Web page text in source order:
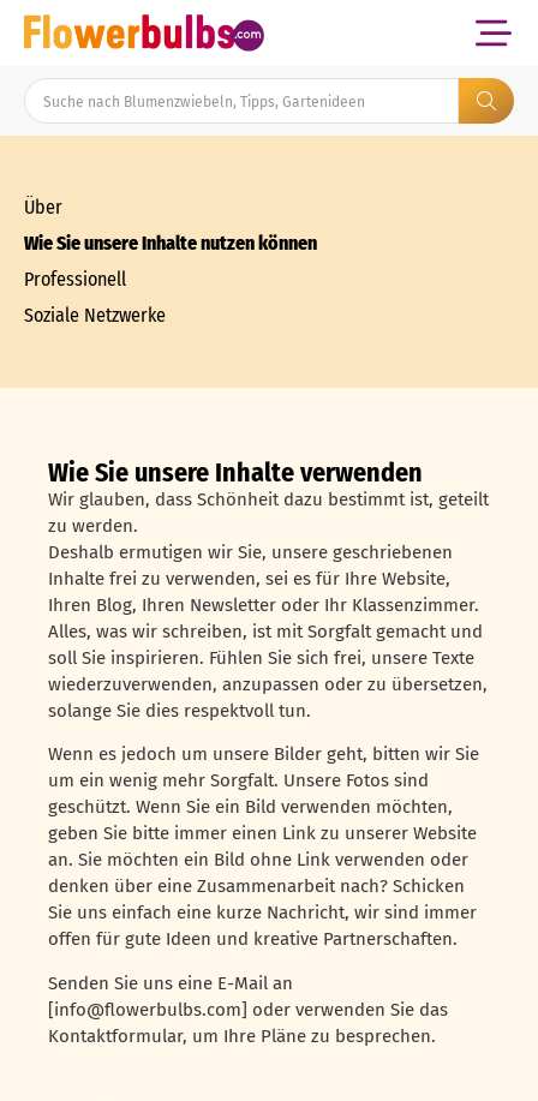
Über
Wie Sie unsere Inhalte nutzen können
Professionell
Soziale Netzwerke
Wie Sie unsere Inhalte verwenden
Wir glauben, dass Schönheit dazu bestimmt ist, geteilt
zu werden.
Deshalb ermutigen wir Sie, unsere geschriebenen
Inhalte frei zu verwenden, sei es für Ihre Website,
Ihren Blog, Ihren Newsletter oder Ihr Klassenzimmer.
Alles, was wir schreiben, ist mit Sorgfalt gemacht und
soll Sie inspirieren. Fühlen Sie sich frei, unsere Texte
wiederzuverwenden, anzupassen oder zu übersetzen,
solange Sie dies respektvoll tun.
Wenn es jedoch um unsere Bilder geht, bitten wir Sie
um ein wenig mehr Sorgfalt. Unsere Fotos sind
geschützt. Wenn Sie ein Bild verwenden möchten,
geben Sie bitte immer einen Link zu unserer Website
an. Sie möchten ein Bild ohne Link verwenden oder
denken über eine Zusammenarbeit nach? Schicken
Sie uns einfach eine kurze Nachricht, wir sind immer
offen für gute Ideen und kreative Partnerschaften.
Senden Sie uns eine E-Mail an
[info@flowerbulbs.com] oder verwenden Sie das
Kontaktformular, um Ihre Pläne zu besprechen.